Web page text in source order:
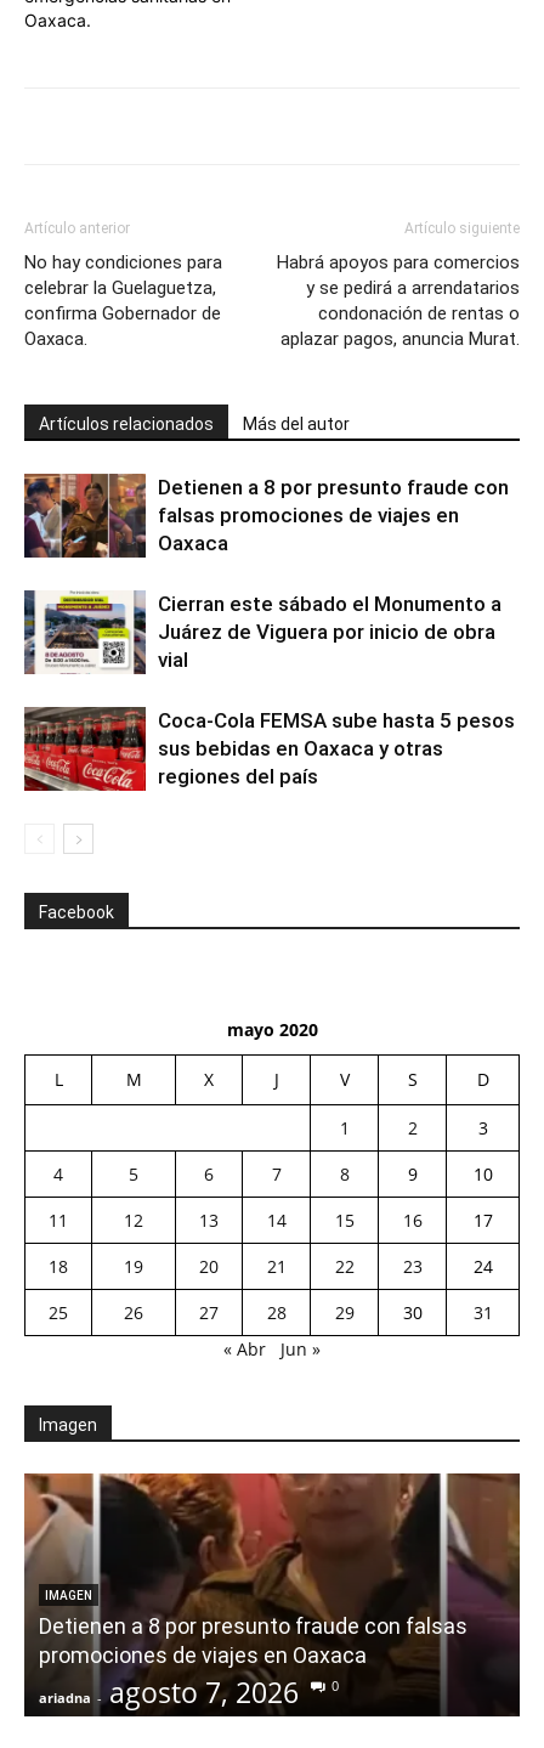
Oaxaca.
Artículo anterior
No hay condiciones para
celebrar la Guelaguetza,
confirma Gobernador de
Oaxaca.
Artículo siguiente
Habrá apoyos para comercios
y se pedirá a arrendatarios
condonación de rentas o
aplazar pagos, anuncia Murat.
Artículos relacionados Más del autor
Detienen a 8 por presunto fraude con
falsas promociones de viajes en
Oaxaca
Cierran este sábado el Monumento a
Juárez de Viguera por inicio de obra
vial
Coca-Cola FEMSA sube hasta 5 pesos
sus bebidas en Oaxaca y otras
regiones del país
Facebook
mayo 2020
L M X J V S D
1 2
3
4
5 6 7 8 9
10
11
12 13 14 15 16
17
18
19 20 21 22 23
24
25
26 27 28 29 30
31
« Abr
Jun »
Imagen
IMAGEN
Detienen a 8 por presunto fraude con falsas
promociones de viajes en Oaxaca
ariadna - agosto 7, 2026 0